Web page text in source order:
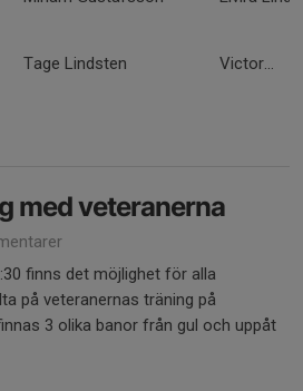
Tage Lindsten Victor...
med veteranerna
finns det möjlighet för alla
på veteranernas träning på
3 olika banor från gul och uppåt